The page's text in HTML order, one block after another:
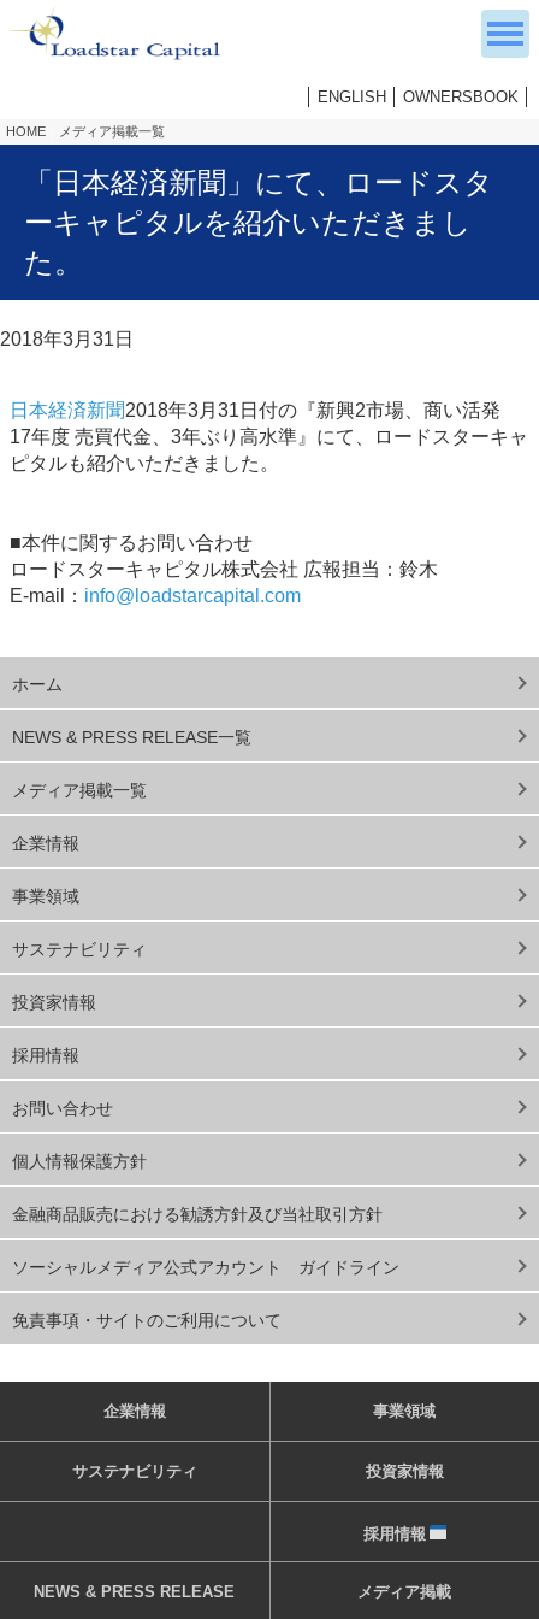
ENGLISH OWNERSBOOK
HOME メディア掲載一覧
ホーム
NEWS & PRESS RELEASE一覧
メディア掲載一覧
企業情報
事業領域
サステナビリティ
投資家情報
採用情報
お問い合わせ
個人情報保護方針
金融商品販売における勧誘方針及び当社取引方針
ソーシャルメディア公式アカウント ガイドライン
免責事項・サイトのご利用について
「日本経済新聞」にて、ロードスタ
ーキャピタルを紹介いただきまし
た。
2018年3月31日
日本経済新聞2018年3月31日付の『新興2市場、商い活発
17年度 売買代金、3年ぶり高水準』にて、ロードスターキャ
ピタルも紹介いただきました。
■本件に関するお問い合わせ
ロードスターキャピタル株式会社 広報担当：鈴木
E-mail： info@loadstarcapital.com
企業情報 事業領域
サステナビリティ 投資家情報
採用情報
NEWS & PRESS RELEASE メディア掲載